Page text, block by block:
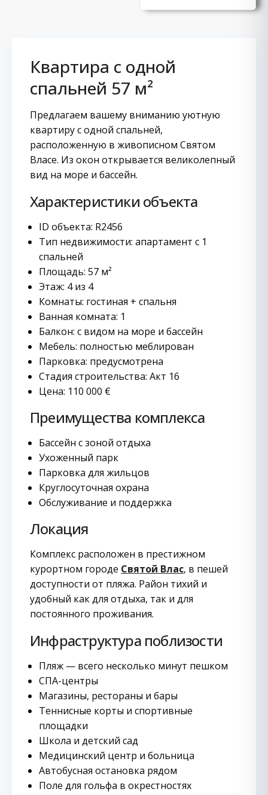
Квартира с одной
спальней 57 м²
Предлагаем вашему вниманию уютную
квартиру с одной спальней,
расположенную в живописном Святом
Власе. Из окон открывается великолепный
вид на море и бассейн.
Характеристики объекта
ID объекта: R2456
Тип недвижимости: апартамент с 1
спальней
Площадь: 57 м²
Этаж: 4 из 4
Комнаты: гостиная + спальня
Ванная комната: 1
Балкон: с видом на море и бассейн
Мебель: полностью меблирован
Парковка: предусмотрена
Стадия строительства: Акт 16
Цена: 110 000 €
Преимущества комплекса
Бассейн с зоной отдыха
Ухоженный парк
Парковка для жильцов
Круглосуточная охрана
Обслуживание и поддержка
Локация
Комплекс расположен в престижном
курортном городе Святой Влас, в пешей
доступности от пляжа. Район тихий и
удобный как для отдыха, так и для
постоянного проживания.
Инфраструктура поблизости
Пляж — всего несколько минут пешком
СПА-центры
Магазины, рестораны и бары
Теннисные корты и спортивные
площадки
Школа и детский сад
Медицинский центр и больница
Автобусная остановка рядом
Поле для гольфа в окрестностях